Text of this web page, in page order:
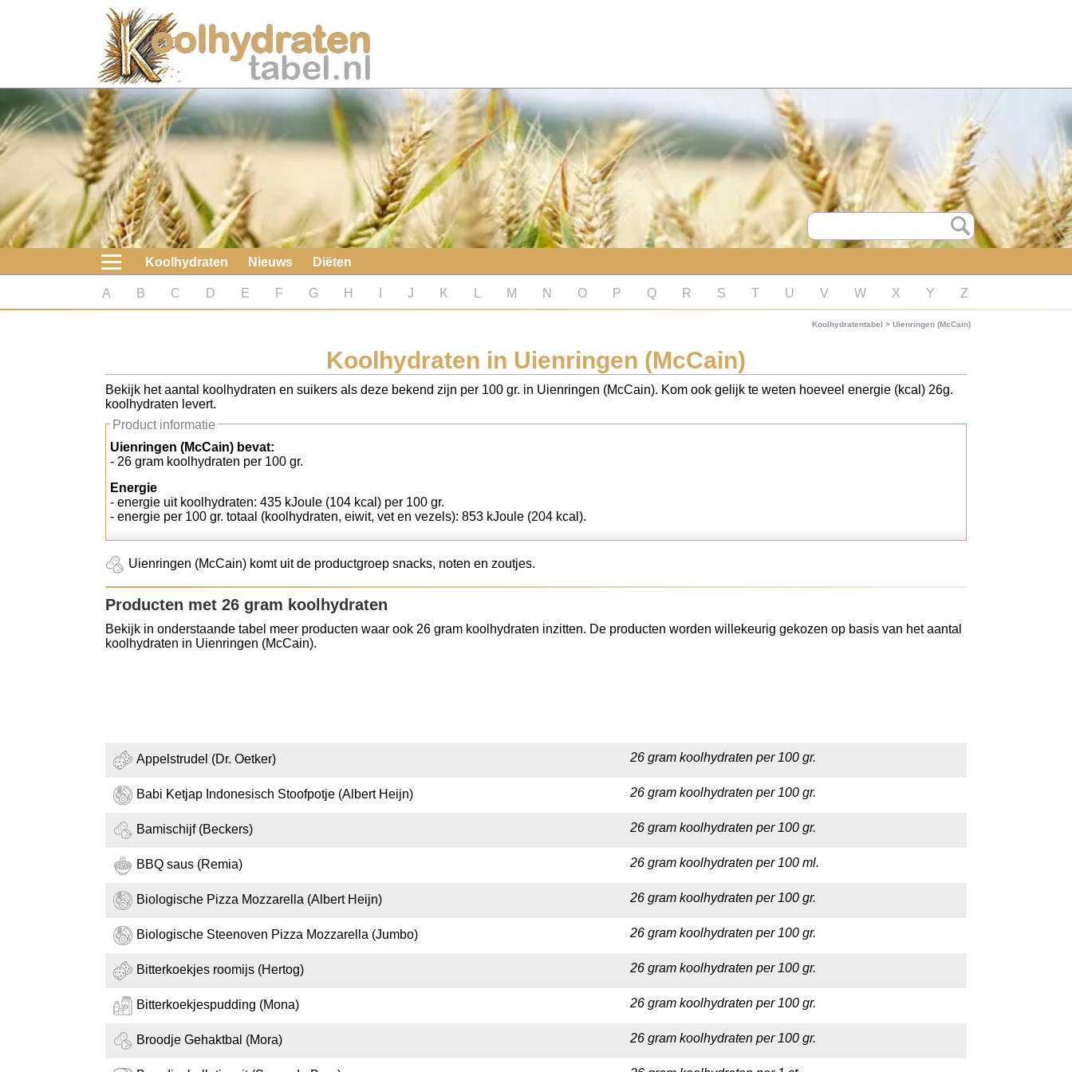
Koolhydraten
Nieuws
Koolhydraatarme diëten
Boeken
koolhydraatarme diëten
Diabetes test
Koolhydraten tellen
Koolhydraten Nieuws Diëten
A B C D E F G H J K M N O P Q R S T U V W X Y Z
Koolhydratentabel > Uienringen (McCain)
Koolhydraten in Uienringen (McCain)
Bekijk het aantal koolhydraten en suikers als deze bekend zijn per 100 gr. in Uienringen (McCain). Kom ook gelijk te weten hoeveel energie (kcal) 26g.
koolhydraten levert.
Product informatie
Uienringen (McCain) bevat:
- 26 gram koolhydraten per 100 gr.
Energie
- energie uit koolhydraten: 435 kJoule (104 kcal) per 100 gr.
- energie per 100 gr. totaal (koolhydraten, eiwit, vet en vezels): 853 kJoule (204 kcal).
Uienringen (McCain) komt uit de productgroep snacks, noten en zoutjes.
Producten met 26 gram koolhydraten
Bekijk in onderstaande tabel meer producten waar ook 26 gram koolhydraten inzitten. De producten worden willekeurig gekozen op basis van het aantal
koolhydraten in Uienringen (McCain).
Appelstrudel (Dr. Oetker) 26 gram koolhydraten per 100 gr.
Babi Ketjap Indonesisch Stoofpotje (Albert Heijn) 26 gram koolhydraten per 100 gr.
Bamischijf (Beckers) 26 gram koolhydraten per 100 gr.
BBQ saus (Remia) 26 gram koolhydraten per 100 ml.
Biologische Pizza Mozzarella (Albert Heijn) 26 gram koolhydraten per 100 gr.
Biologische Steenoven Pizza Mozzarella (Jumbo) 26 gram koolhydraten per 100 gr.
Bitterkoekjes roomijs (Hertog) 26 gram koolhydraten per 100 gr.
Bitterkoekjespudding (Mona) 26 gram koolhydraten per 100 gr.
Broodje Gehaktbal (Mora) 26 gram koolhydraten per 100 gr.